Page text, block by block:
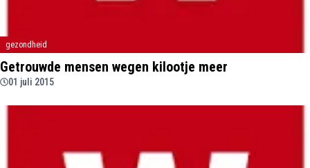
gezondheid
Getrouwde mensen wegen kilootje meer
01 juli 2015